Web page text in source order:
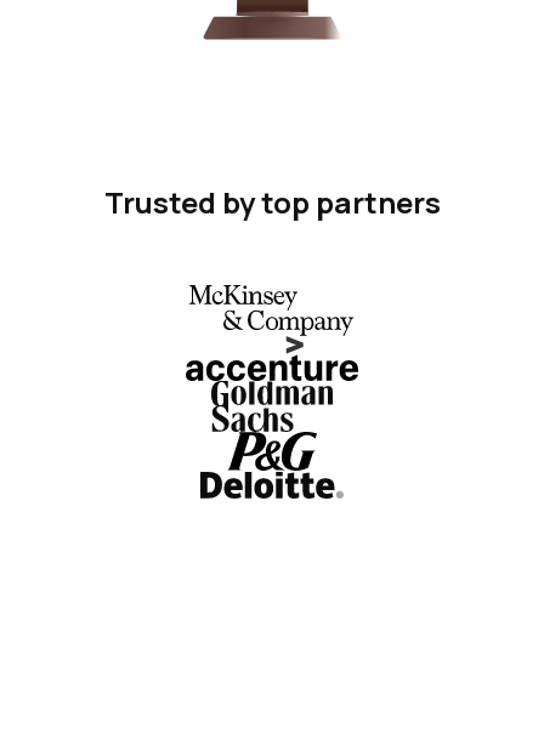
Trusted by top partners